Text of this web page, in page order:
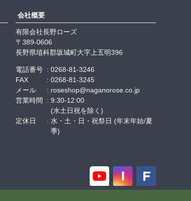
会社概要
有限会社長野ローズ
389-0606
長野県埴科郡坂城町大字上五明396
電話番号
0268-81-3246
FAX
0268-81-3245
メール
roseshop@naganorose.co.jp
営業時間
9:30-12:00
(水土日祝を除く)
定休日
水・土・日・祝祭日 (年末年始/夏
季)